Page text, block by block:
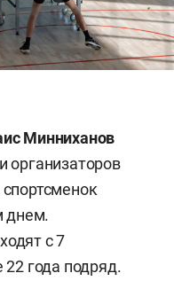
Минниханов
организаторов
днем.
с 7
22 года подряд.